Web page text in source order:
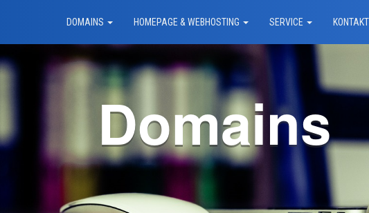
DOMAINS HOMEPAGE & WEBHOSTING SERVICE
Domains